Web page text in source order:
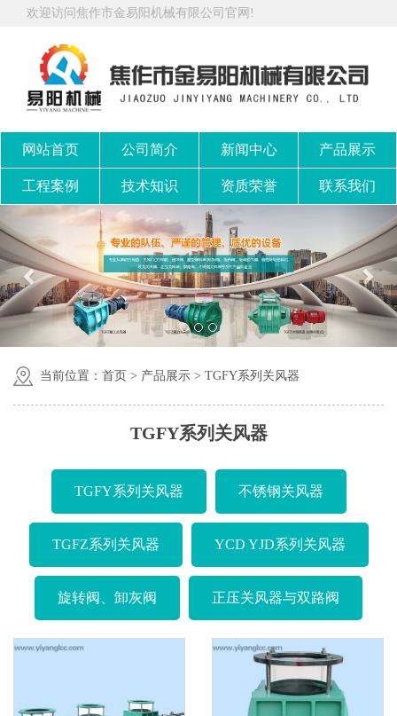
欢迎访问焦作市金易阳机械有限公司官网!
网站首页 公司简介 新闻中心 产品展示
工程案例 技术知识 资质荣誉 联系我们
当前位置： 首页 > 产品展示 > TGFY系列关风器
TGFY系列关风器
TGFY系列关风器 不锈钢关风器
TGFZ系列关风器 YCD YJD系列关风器
旋转阀、卸灰阀 正压关风器与双路阀